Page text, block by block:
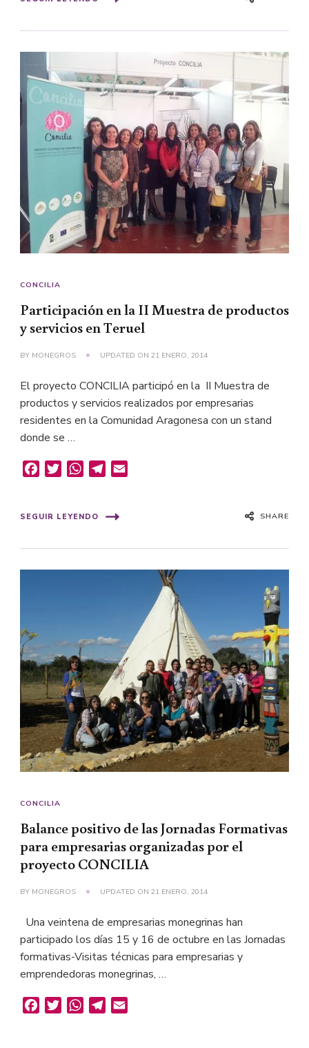
CONCILIA
Participación en la II Muestra de productos
y servicios en Teruel
BY MONEGROS UPDATED ON 21 ENERO, 2014
El proyecto CONCILIA participó en la II Muestra de
productos y servicios realizados por empresarias
residentes en la Comunidad Aragonesa con un stand
donde se …
FacebookTwitterWhatsAppTelegram
SEGUIR LEYENDO SHARE
CONCILIA
Balance positivo de las Jornadas Formativas
para empresarias organizadas por el
proyecto CONCILIA
BY MONEGROS UPDATED ON 21 ENERO, 2014
Una veintena de empresarias monegrinas han
participado los días 15 y 16 de octubre en las Jornadas
formativas-Visitas técnicas para empresarias y
emprendedoras monegrinas, …
FacebookTwitterWhatsAppTelegram